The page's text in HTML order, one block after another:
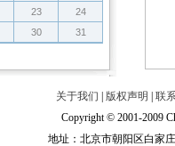
23
24
30 31
关于我们 版权声明
联
Copyright © 2001-2009
地址：北京市朝阳区白家